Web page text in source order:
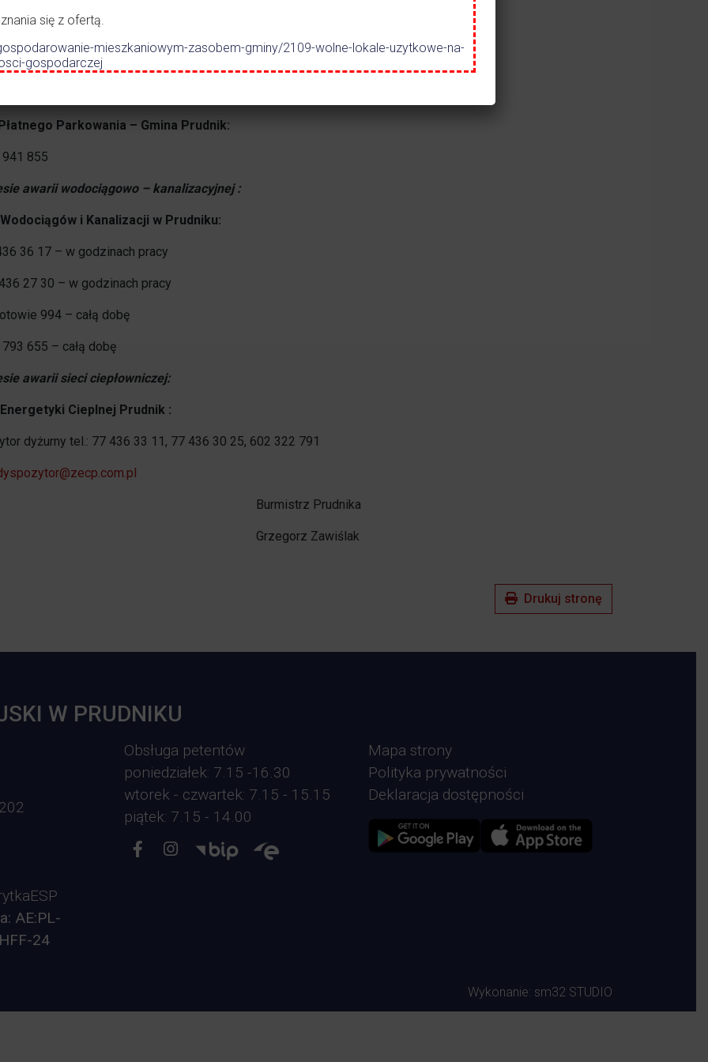
Mieszkaniowa w Prudniku
do piątku w godz. pracy: 77 436 24 13
Parkowania – Gmina Prudnik:
941 855
awarii wodociągowo – kanalizacyjnej :
Wodociągów i Kanalizacji w Prudniku:
36 17 – w godzinach pracy
27 30 – w godzinach pracy
994 – całą dobę
793 655 – całą dobę
awarii sieci ciepłowniczej:
Energetyki Cieplnej Prudnik :
dyżurny tel.: 77 436 33 11, 77 436 30 25, 602 322 791
Prudnika
Zawiślak
Drukuj stronę
W PRUDNIKU
AE:PL-
24
Obsługa petentów
poniedziałek: 7.15 -16.30
wtorek - czwartek: 7.15 - 15.15
piątek: 7.15 - 14.00
Mapa strony
Polityka prywatności
Deklaracja dostępności
Wykonanie: sm32 STUDIO
się z ofertą.
mieszkaniowym-zasobem-gminy/2109-wolne-lokale-uzytkowe-na-
gospodarczej